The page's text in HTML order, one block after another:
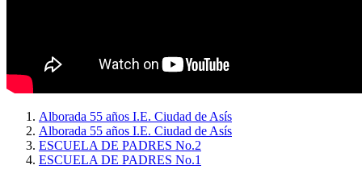
Alborada 55 años I.E. Ciudad de Asís
Alborada 55 años I.E. Ciudad de Asís
ESCUELA DE PADRES No.2
ESCUELA DE PADRES No.1